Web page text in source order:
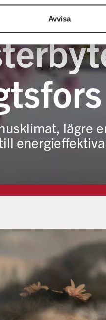
Avvisa
lägre